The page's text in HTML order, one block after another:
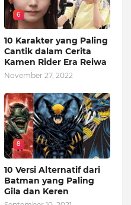
6
10 Karakter yang Paling
Cantik dalam Cerita
Kamen Rider Era Reiwa
November 27, 2022
8
10 Versi Alternatif dari
Batman yang Paling
Gila dan Keren